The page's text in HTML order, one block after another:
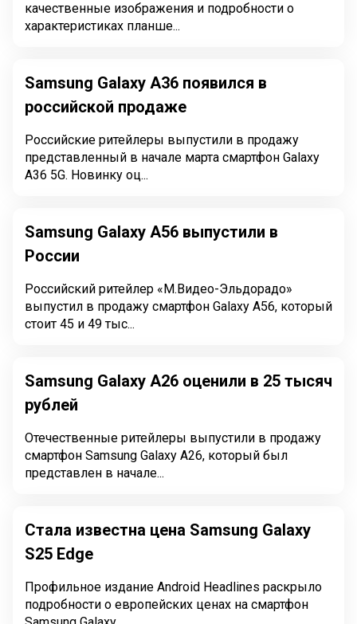
качественные изображения и подробности о
характеристиках планше...
Samsung Galaxy A36 появился в
российской продаже
Российские ритейлеры выпустили в продажу
представленный в начале марта смартфон Galaxy
A36 5G. Новинку оц...
Samsung Galaxy A56 выпустили в
России
Российский ритейлер «М.Видео-Эльдорадо»
выпустил в продажу смартфон Galaxy A56, который
стоит 45 и 49 тыс...
Samsung Galaxy A26 оценили в 25 тысяч
рублей
Отечественные ритейлеры выпустили в продажу
смартфон Samsung Galaxy A26, который был
представлен в начале...
Стала известна цена Samsung Galaxy
S25 Edge
Профильное издание Android Headlines раскрыло
подробности о европейских ценах на смартфон